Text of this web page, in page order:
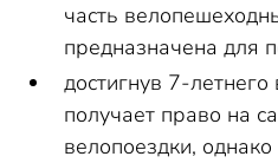
часть
предназначена для
достигнув 7-
получает право на
велопоездки,